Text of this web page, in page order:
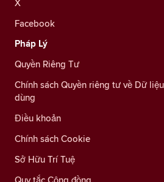
X
Facebook
Pháp Lý
Quyền Riêng Tư
Chính sách Quyền riêng tư về Dữ
dùng
Điều khoản
Chính sách Cookie
Sở Hữu Trí Tuệ